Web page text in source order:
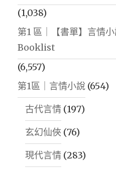
(1,038)
第1 區｜【書單】言情
Booklist
(6,557)
第1區｜言情小說 (654)
古代言情 (197)
玄幻仙俠 (76)
現代言情 (283)